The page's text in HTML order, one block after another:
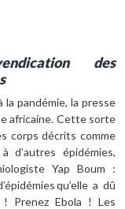
des
la pandémie, la presse
africaine. Cette sorte
corps décrits comme
d’autres épidémies,
Yap Boum :
qu’elle a dû
Prenez Ebola ! Les